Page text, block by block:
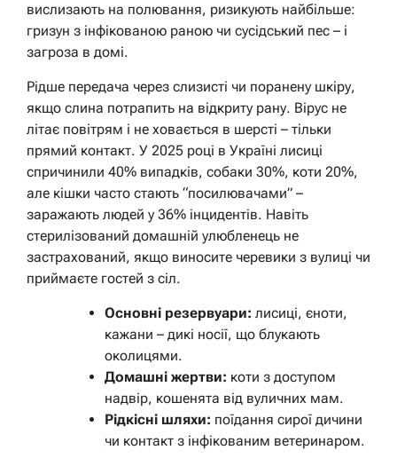
вислизають на полювання, ризикують найбільше:
гризун з інфікованою раною чи сусідський пес – і
загроза в домі.
Рідше передача через слизисті чи поранену шкіру,
якщо слина потрапить на відкриту рану. Вірус не
літає повітрям і не ховається в шерсті – тільки
прямий контакт. У 2025 році в Україні лисиці
спричинили 40% випадків, собаки 30%, коти 20%,
але кішки часто стають “посилювачами” –
заражають людей у 36% інцидентів. Навіть
стерилізований домашній улюбленець не
застрахований, якщо виносите черевики з вулиці чи
приймаєте гостей з сіл.
Основні резервуари: лисиці, єноти,
кажани – дикі носії, що блукають
околицями.
Домашні жертви: коти з доступом
надвір, кошенята від вуличних мам.
Рідкісні шляхи: поїдання сирої дичини
чи контакт з інфікованим ветеринаром.